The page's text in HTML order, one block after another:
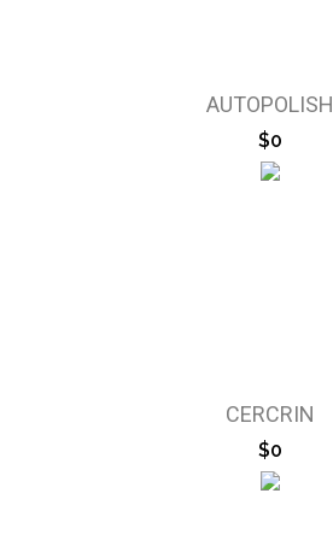
AUTOPOLISH
$0
CERCRIN
$0